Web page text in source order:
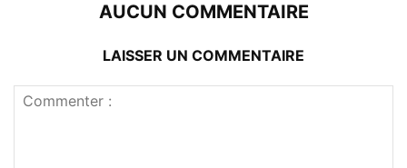
AUCUN COMMENTAIRE
LAISSER UN COMMENTAIRE